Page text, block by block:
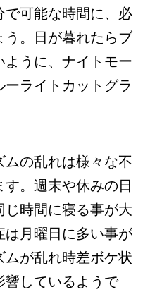
で可能な時間に、必
う。日が暮れたらブ
ように、ナイトモー
ーライトカットグラ
の乱れは様々な不
。週末や休みの日
じ時間に寝る事が大
は月曜日に多い事が
が乱れ時差ボケ状
響しているようで